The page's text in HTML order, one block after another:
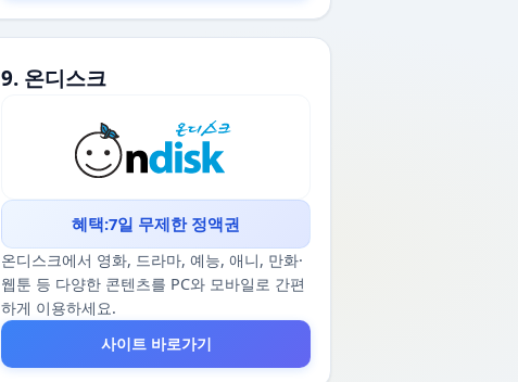
9. 온디스크
혜택:7일 무제한 정액권
온디스크에서 영화, 드라마, 예능, 애니, 만화·
웹툰 등 다양한 콘텐츠를 PC와 모바일로 간편
하게 이용하세요.
사이트 바로가기